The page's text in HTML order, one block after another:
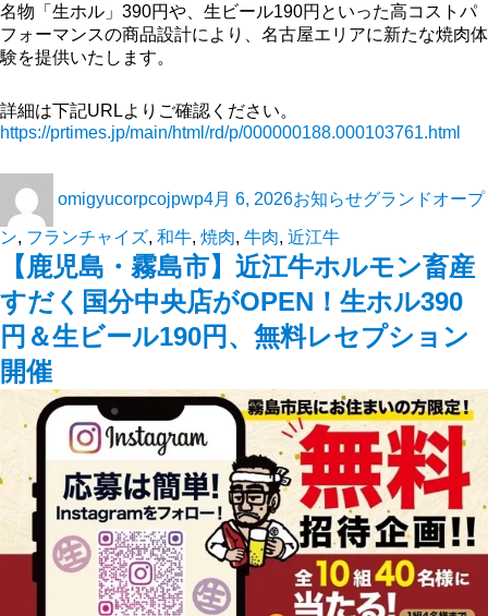
名物「生ホル」390円や、生ビール190円といった高コストパ
フォーマンスの商品設計により、名古屋エリアに新たな焼肉体
験を提供いたします。
詳細は下記URLよりご確認ください。
https://prtimes.jp/main/html/rd/p/000000188.000103761.html
omigyucorpcojpwp4月 6, 2026お知らせグランドオープ
ン, フランチャイズ, 和牛, 焼肉, 牛肉, 近江牛
【鹿児島・霧島市】近江牛ホルモン畜産
すだく国分中央店がOPEN！生ホル390
円＆生ビール190円、無料レセプション
開催